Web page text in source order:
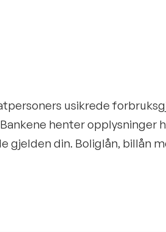
usikrede
henter opplysninger
gjelden din. Boliglån, billån